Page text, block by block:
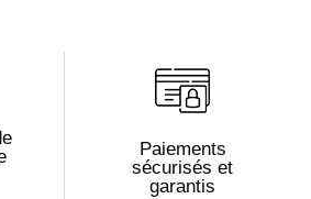
Paiements
sécurisés et
garantis